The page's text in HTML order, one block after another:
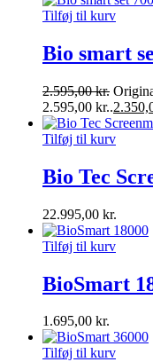
Tilføj til kurv
Bio smart
2.595,00kr.
2.595,00 kr..
Tilføj til kurv
Bio Tec
22.995,00 kr.
Tilføj til kurv
BioSmart
1.695,00 kr.
Tilføj til kurv